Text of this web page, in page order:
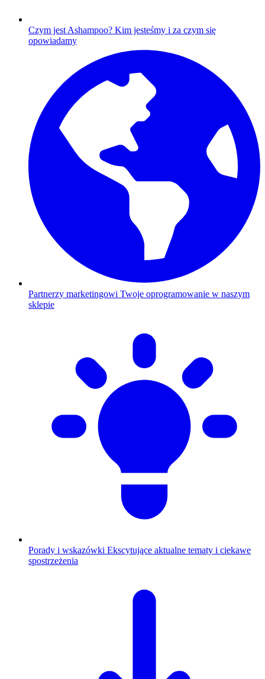
Czym jest Ashampoo? Kim jesteśmy i za czym się
opowiadamy
Partnerzy marketingowi Twoje oprogramowanie w naszym
sklepie
Porady i wskazówki Ekscytujące aktualne tematy i ciekawe
spostrzeżenia